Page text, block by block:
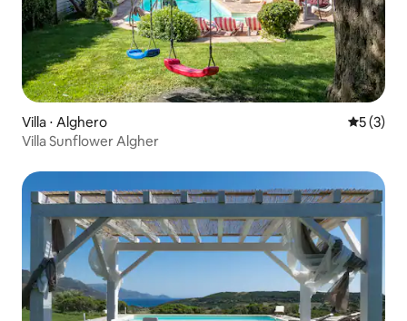
Villa ⋅ Alghero
5 (3)
Villa Sunflower Algher